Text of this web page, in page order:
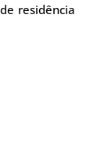
residência